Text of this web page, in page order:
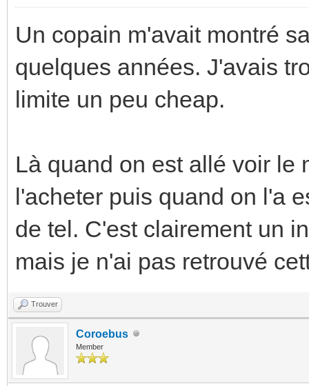
Un copain m'avait montré
quelques années. J'avais
limite un peu cheap.
Là quand on est allé voir le
l'acheter puis quand on l'a
de tel. C'est clairement un
mais je n'ai pas retrouvé
Trouver
Coroebus
Member